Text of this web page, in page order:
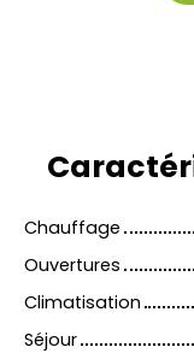
Chauffage
Ouvertures
Climatisation
Séjour